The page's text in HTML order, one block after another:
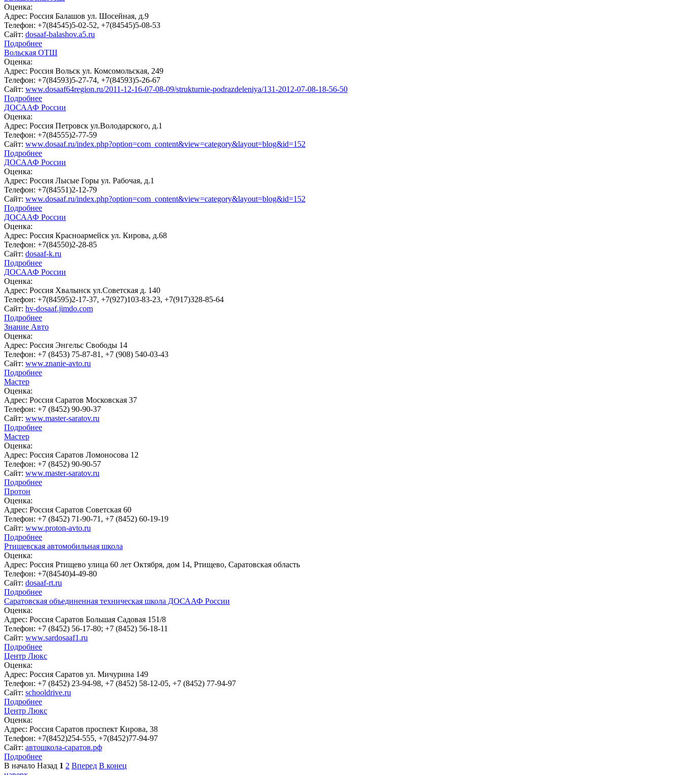
Оценка:
Адрес: Россия Балашов ул. Шосейная, д.9
Телефон: +7(84545)5-02-52, +7(84545)5-08-53
Сайт: dosaaf-balashov.a5.ru
Подробнее
Вольская ОТШ
Оценка:
Адрес: Россия Вольск ул. Комсомольская, 249
Телефон: +7(84593)5-27-74, +7(84593)5-26-67
Сайт: www.dosaaf64region.ru/2011-12-16-07-08-09/strukturnie-podrazdeleniya/131-2012-07-08-18-56-50
Подробнее
ДОСААФ России
Оценка:
Адрес: Россия Петровск ул.Володарского, д.1
Телефон: +7(84555)2-77-59
Сайт: www.dosaaf.ru/index.php?option=com_content&view=category&layout=blog&id=152
Подробнее
ДОСААФ России
Оценка:
Адрес: Россия Лысые Горы ул. Рабочая, д.1
Телефон: +7(84551)2-12-79
Сайт: www.dosaaf.ru/index.php?option=com_content&view=category&layout=blog&id=152
Подробнее
ДОСААФ России
Оценка:
Адрес: Россия Красноармейск ул. Кирова, д.68
Телефон: +7(84550)2-28-85
Сайт: dosaaf-k.ru
Подробнее
ДОСААФ России
Оценка:
Адрес: Россия Хвалынск ул.Советская д. 140
Телефон: +7(84595)2-17-37, +7(927)103-83-23, +7(917)328-85-64
Сайт: hv-dosaaf.jimdo.com
Подробнее
Знание Авто
Оценка:
Адрес: Россия Энгельс Свободы 14
Телефон: +7 (8453) 75-87-81, +7 (908) 540-03-43
Сайт: www.znanie-avto.ru
Подробнее
Мастер
Оценка:
Адрес: Россия Саратов Московская 37
Телефон: +7 (8452) 90-90-37
Сайт: www.master-saratov.ru
Подробнее
Мастер
Оценка:
Адрес: Россия Саратов Ломоносова 12
Телефон: +7 (8452) 90-90-57
Сайт: www.master-saratov.ru
Подробнее
Протон
Оценка:
Адрес: Россия Саратов Советская 60
Телефон: +7 (8452) 71-90-71, +7 (8452) 60-19-19
Сайт: www.proton-avto.ru
Подробнее
Ртищевская автомобильная школа
Оценка:
Адрес: Россия Ртищево улица 60 лет Октября, дом 14, Ртищево, Саратовская область
Телефон: +7(84540)4-49-80
Сайт: dosaaf-rt.ru
Подробнее
Саратовская объединенная техническая школа ДОСААФ России
Оценка:
Адрес: Россия Саратов Большая Садовая 151/8
Телефон: +7 (8452) 56-17-80; +7 (8452) 56-18-11
Сайт: www.sardosaaf1.ru
Подробнее
Центр Люкс
Оценка:
Адрес: Россия Саратов ул. Мичурина 149
Телефон: +7 (8452) 23-94-98, +7 (8452) 58-12-05, +7 (8452) 77-94-97
Сайт: schooldrive.ru
Подробнее
Центр Люкс
Оценка:
Адрес: Россия Саратов проспект Кирова, 38
Телефон: +7(8452)254-555, +7(8452)77-94-97
Сайт: автошкола-саратов.рф
Подробнее
В начало Назад 1 2 Вперед В конец